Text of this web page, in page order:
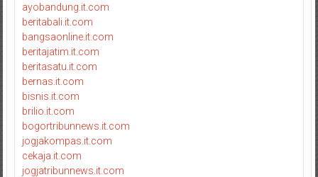
ayobandung.it.com
beritabali.it.com
bangsaonline.it.com
beritajatim.it.com
beritasatu.it.com
bernas.it.com
bisnis.it.com
brilio.it.com
bogortribunnews.it.com
jogjakompas.it.com
cekaja.it.com
jogjatribunnews.it.com